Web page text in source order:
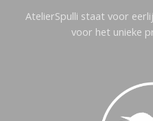
AtelierSpulli staat voor
voor het unieke